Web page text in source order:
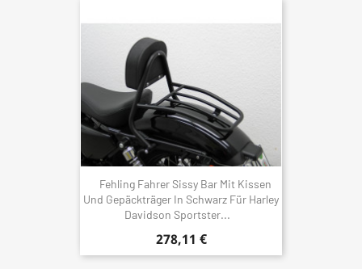
Fehling Fahrer Sissy Bar Mit Kissen
Und Gepäckträger In Schwarz Für Harley
Davidson Sportster...
278,11 €